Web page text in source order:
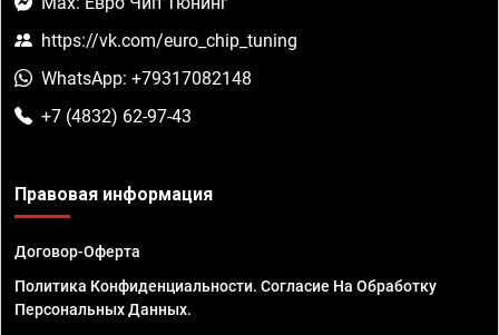
https://vk.com/euro_chip_tuning
WhatsApp: +79317082148
+7 (4832) 62-97-43
Правовая информация
Договор-Оферта
Политика Конфиденциальности. Согласие На Обработку
Персональных Данных.